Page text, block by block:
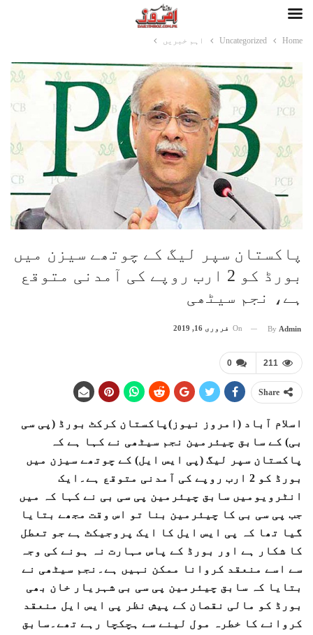
Home
Uncategorized اہم خبریں
پاکستان سپر لیگ کے چوتھے سیزن میں
بورڈ کو 2 ارب روپے کی آمدنی متوقع
ہے، نجم سیٹھی
By Admin
On فروری 16, 2019
0 211
Share
اسلام آباد (امروز نیوز)پاکستان کرکٹ بورڈ (پی سی
بی) کے سابق چیئرمین نجم سیٹھی نے کہا ہے کہ
پاکستان سپر لیگ (پی ایس ایل) کے چوتھے سیزن میں
بورڈ کو 2 ارب روپے کی آمدنی متوقع ہے۔ایک
انٹرویومیں سابق چیئرمین پی سی بی نے کہا کہ میں
جب پی سی بی کا چیئرمین بنا تو اس وقت مجھے بتایا
گیا تھا کہ پی ایس ایل کا ایک پروجیکٹ ہے جو تعطل
کا شکار ہے اور بورڈ کے پاس مہارت نہ ہونے کی وجہ
سے اسے منعقد کروانا ممکن نہیں ہے۔نجم سیٹھی نے
بتایا کہ سابق چیئرمین پی سی بی شہریار خان بھی
بورڈ کو مالی نقصان کے پیش نظر پی ایس ایل منعقد
کروانے کا خطرہ مول لینے سے ہچکچا رہے تھے۔سابق